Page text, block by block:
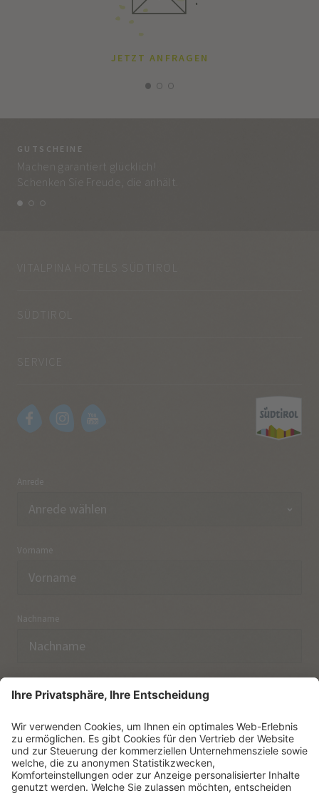
JETZT ANFRAGEN
GUTSCHEINE
Machen garantiert glücklich!
Schenken Sie Freude, die anhält.
VITALPINA HOTELS SÜDTIROL
SÜDTIROL
Anrede
Vorname
Nachname
Ich habe dieDatenschutzerklärungzur Kenntnis
genommen.